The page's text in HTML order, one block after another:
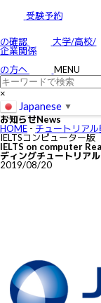
受験予約
の確認
大学/高校/
企業関係
の方へ
MENU
×
Japanese ▼
お知らせNews
HOME - チュートリア
IELTSコンピューター
IELTS on computer
ディングチュートリアル
2019/08/20
サイトマップ
アクセス
特定商取引に関す
個人情報の取り扱
IELTSの個⼈情報の
免責事項
利用規約